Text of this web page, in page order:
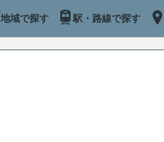
地域で探す 駅・路線で探す